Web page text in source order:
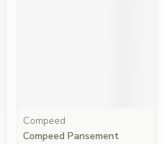
Compeed
Compeed Pansement